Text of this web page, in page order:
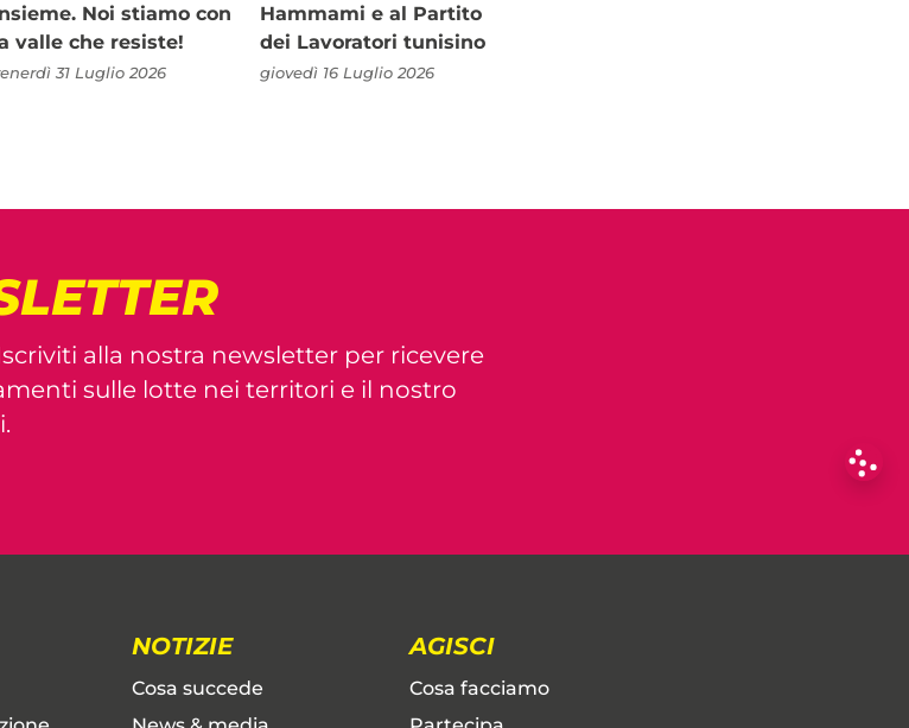
Noi stiamo con
valle che resiste!
31 Luglio 2026
Hammami e al Partito
dei Lavoratori tunisino
giovedì 16 Luglio 2026
alla nostra newsletter per ricevere
sulle lotte nei territori e il nostro
NOTIZIE
Cosa succede
AGISCI
Cosa facciamo